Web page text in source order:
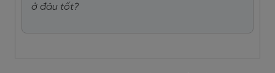
ở đâu tốt?